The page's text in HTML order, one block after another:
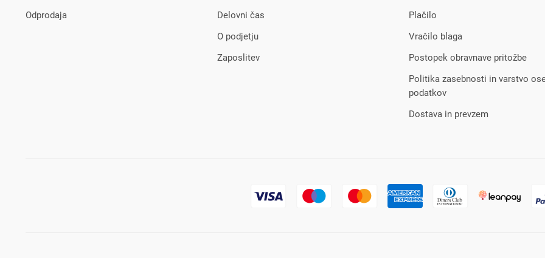
Odprodaja
Delovni čas
O podjetju
Zaposlitev
Plačilo
Vračilo blaga
Postopek obravnave pritožbe
Politika zasebnosti in varstvo
podatkov
Dostava in prevzem